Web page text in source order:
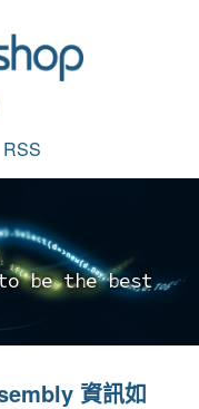
RSS
o be the best_
資訊如